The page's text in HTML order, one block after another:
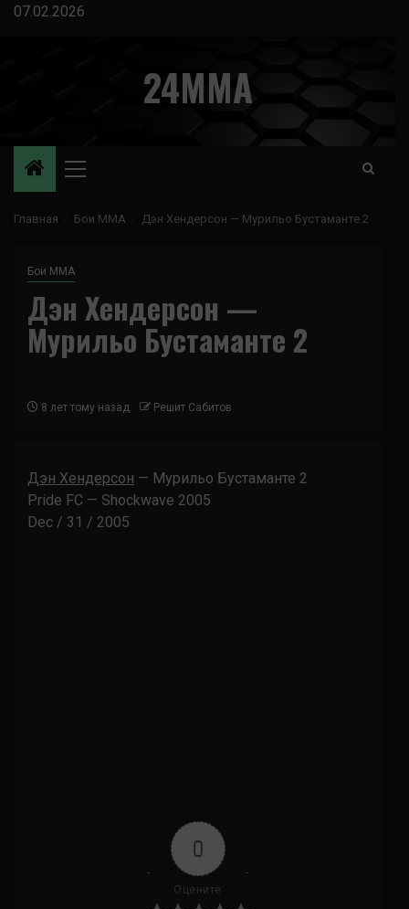
Перейти
07.02.2026
24MMA
Основное
Главная Бои ММА Дэн Хендерсон — Мурильо Бустаманте 2
Бои ММА
Дэн Хендерсон —
Мурильо Бустаманте 2
8 лет тому назад Решит Сабитов
Дэн Хендерсон — Мурильо Бустаманте 2
Pride FC — Shockwave 2005
Dec / 31 / 2005
0
Оцените